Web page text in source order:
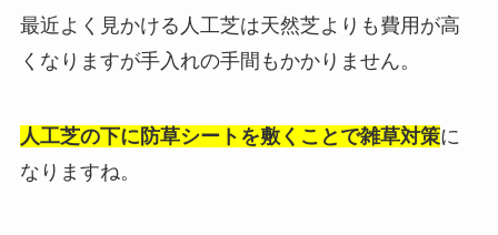
最近よく見かける人工芝は天然芝よりも費用が高
くなりますが手入れの手間もかかりません。
人工芝の下に防草シートを敷くことで雑草対策に
なりますね。